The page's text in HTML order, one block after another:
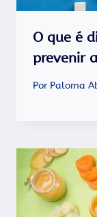
O que é
prevenir
Por Paloma